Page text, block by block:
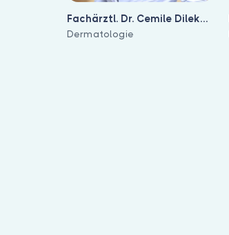
Fachärztl. Dr. Cemile Dilek
Uysal
Dermatologie